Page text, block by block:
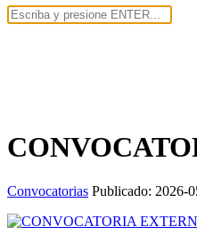
Convocatorias Publicado: 2026-